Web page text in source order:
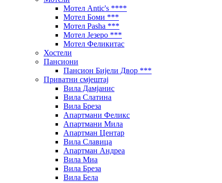
Мотел Antic's ****
Мотел Боми ***
Мотел Pasha ***
Мотел Језеро ***
Мотел Феликитас
Хостели
Пансиони
Пансион Бијели Двор ***
Приватни смјештај
Вила Дамјанис
Вила Слатина
Вила Бреза
Апартмани Феликс
Апартмани Мила
Апартман Центар
Вила Славица
Апартман Андреа
Вила Миа
Вила Бреза
Вила Бела